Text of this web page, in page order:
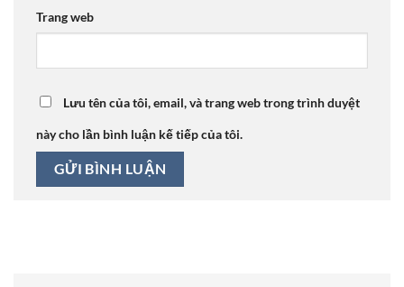
Trang web
Lưu tên của tôi, email, và trang web trong trình duyệt
này cho lần bình luận kế tiếp của tôi.